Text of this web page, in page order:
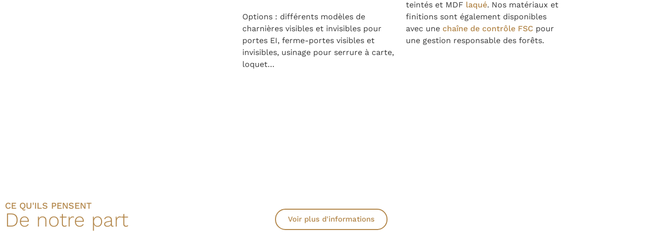
Options : différents modèles de
charnières visibles et invisibles pour
portes EI, ferme-portes visibles et
invisibles, usinage pour serrure à carte,
loquet…
teintés et MDF laqué. Nos matériaux et
finitions sont également disponibles
avec unechaîne de contrôle FSC pour
une gestion responsable des forêts.
CE QU'ILS PENSENT
De notre part Voir plus d'informations